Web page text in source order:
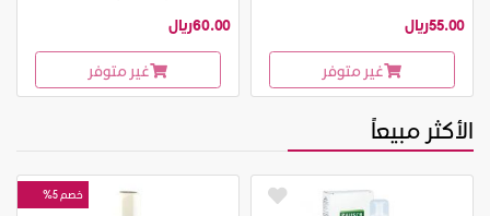
55.00ريال
غير متوفر
60.00ريال
غير متوفر
الأكثر مبيعاً
خصم 5%